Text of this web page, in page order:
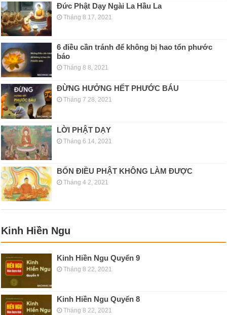
Đức Phật Dạy Ngài La Hầu La
Tháng 8 17, 2021
6 điều cần tránh để không bị hao tổn phước
báo
Tháng 8 8, 2021
ĐỪNG HƯỞNG HẾT PHƯỚC BÁU
Tháng 7 28, 2021
LỜI PHẬT DẠY
Tháng 6 14, 2021
BỐN ĐIỀU PHẬT KHÔNG LÀM ĐƯỢC
Tháng 4 2, 2021
Kinh Hiền Ngu
Kinh Hiền Ngu Quyển 9
Tháng 8 22, 2021
Kinh Hiền Ngu Quyển 8
Tháng 8 22, 2021